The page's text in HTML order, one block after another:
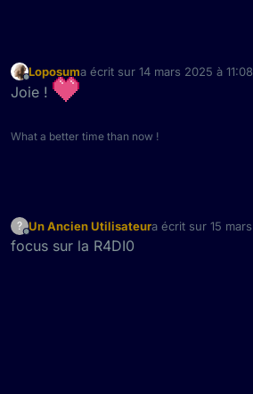
Hors-ligne
Loposuma écrit sur 14 mars 2025 à 11:08
dernière édition par
Joie !
What a better time than now !
?
Hors-ligne
Un Ancien Utilisateura écrit sur 15
dernière édition
focus sur la R4DI0